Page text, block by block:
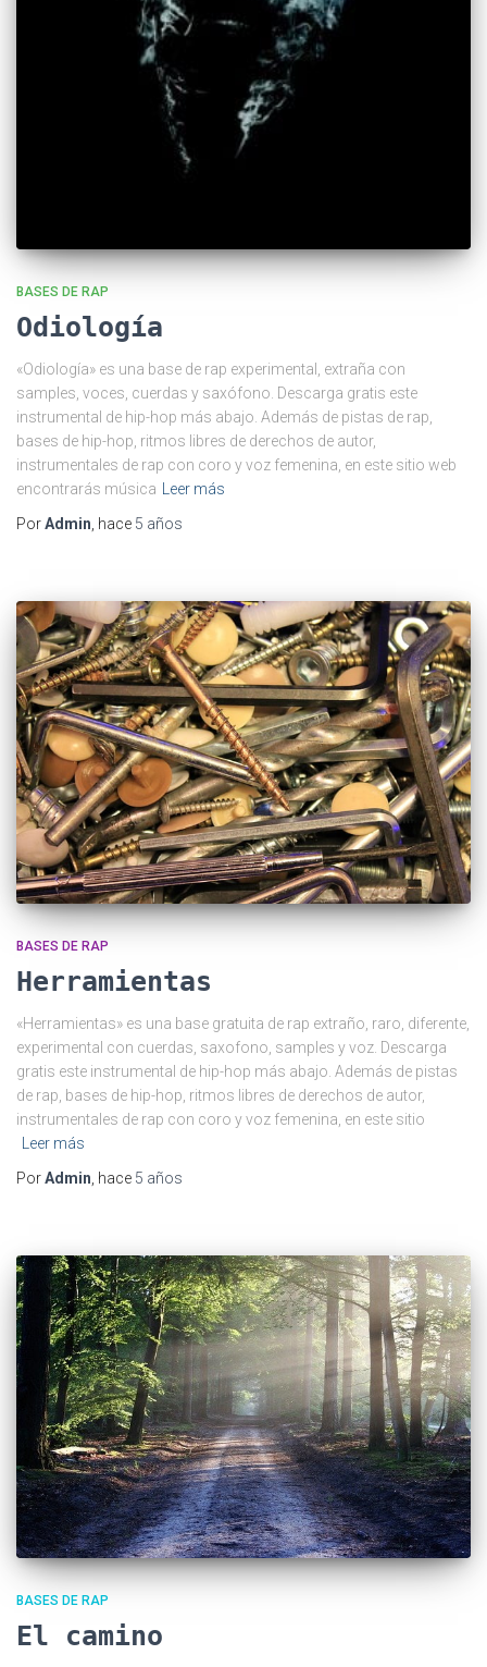
BASES DE RAP
Odiología
«Odiología» es una base de rap experimental, extraña con
samples, voces, cuerdas y saxófono. Descarga gratis este
instrumental de hip-hop más abajo. Además de pistas de rap,
bases de hip-hop, ritmos libres de derechos de autor,
instrumentales de rap con coro y voz femenina, en este sitio web
encontrarás música Leer más
PorAdmin , hace 5 años
BASES DE RAP
Herramientas
«Herramientas» es una base gratuita de rap extraño, raro, diferente,
experimental con cuerdas, saxofono, samples y voz. Descarga
gratis este instrumental de hip-hop más abajo. Además de pistas
de rap, bases de hip-hop, ritmos libres de derechos de autor,
instrumentales de rap con coro y voz femenina, en este sitio
Leer más
PorAdmin , hace 5 años
BASES DE RAP
El camino